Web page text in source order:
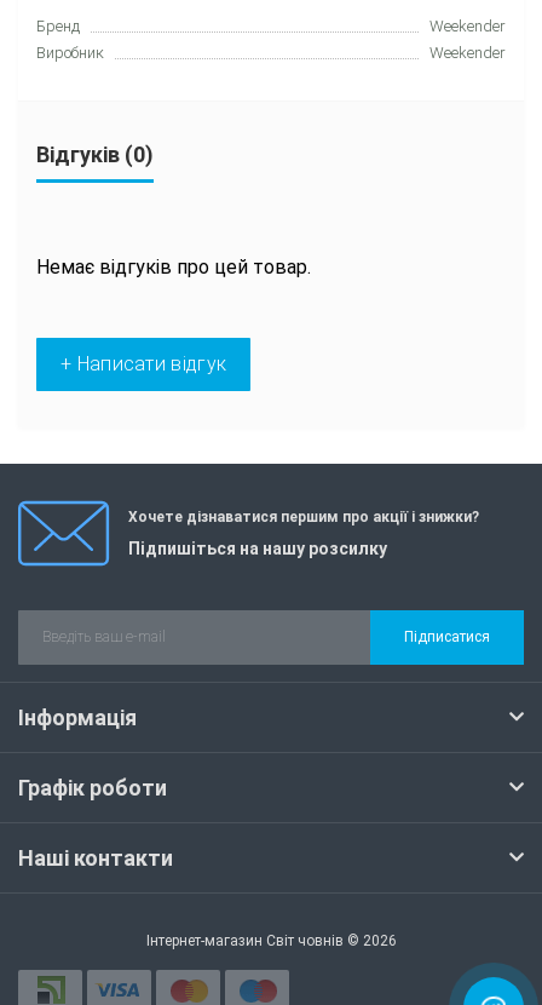
Бренд
Weekender
Виробник
Weekender
Відгуків (0)
Немає відгуків про цей товар.
+ Написати відгук
Хочете дізнаватися першим про акції і знижки?
Підпишіться на нашу розсилку
Підписатися
Інформація
Графік роботи
Наші контакти
Інтернет-магазин Світ човнів © 2026